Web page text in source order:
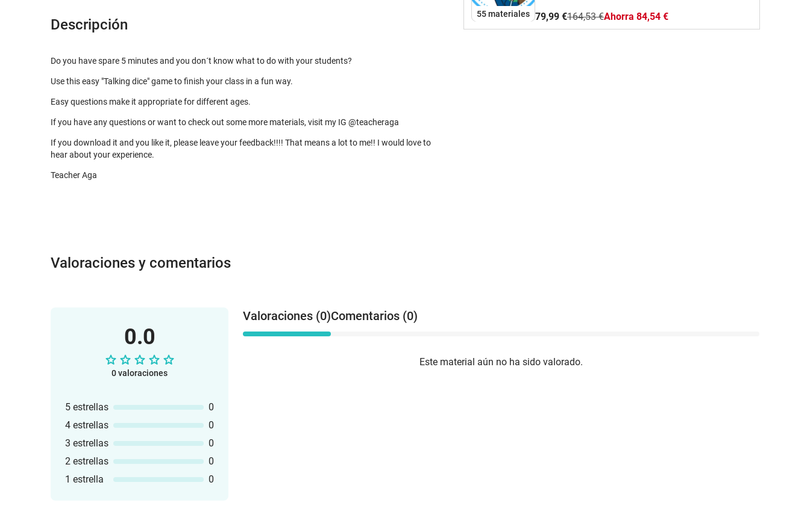
Descripción
Do you have spare 5 minutes and you don´t know what to do with your students?
Use this easy "Talking dice" game to finish your class in a fun way.
Easy questions make it appropriate for different ages.
If you have any questions or want to check out some more materials, visit my IG @teacheraga
If you download it and you like it, please leave your feedback!!!! That means a lot to me!! I would love to
hear about your experience.
Teacher Aga
55 materiales 79,99 €164,53 €Ahorra 84,54 €
Valoraciones y comentarios
0.0
0 valoraciones
5 estrellas
0
4 estrellas
0
3 estrellas
0
2 estrellas
0
1 estrella
0
Valoraciones (0)Comentarios (0)
Este material aún no ha sido valorado.